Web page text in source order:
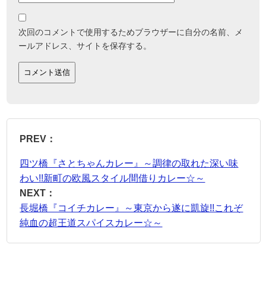
次回のコメントで使用するためブラウザーに自分の名前、メ
ールアドレス、サイトを保存する。
PREV：
四ツ橋『さとちゃんカレー』～調律の取れた深い味
わい!!新町の欧風スタイル間借りカレー☆～
NEXT：
長堀橋『コイチカレー』～東京から遂に凱旋!!これぞ
純血の超王道スパイスカレー☆～